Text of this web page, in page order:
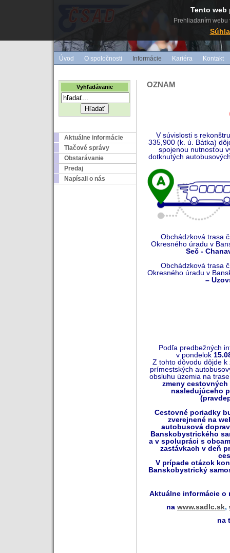
Úvod O spoločnosti Informácie Kariéra Kontakt
Vyhľadávanie
Aktuálne informácie
Tlačové správy
Obstarávanie
Predaj
Napísali o nás
OZNAM
V súvislosti s
335,900 (k. ú. Bátka)
spojenou nutnosťou
dotknutých
Obchádzková trasa
Okresného úradu v
Seč -
Obchádzková trasa
Okresného úradu v
–
Podľa predbežných
v pondelok
Z tohto dôvodu dôjde
prímestských
obsluhu územia na
zmeny
nasledujúceho
Cestovné poriadky
zverejnené na
autobusová
Banskobystrického
a v spolupráci s
zastávkach v deň
V prípade otázok
Banskobystrický
Aktuálne informácie o
na www.sadlc.sk,
na
Tento web
Prehliadaním